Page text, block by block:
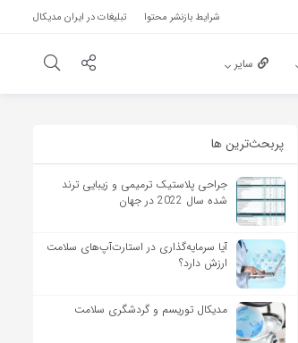
شرایط بازنشر محتوا تبلیغات در ایران مدیکال
سایر
پربحث‌‌ترین ها
جراحی پلاستیک ترمیمی و زیبایی ترند
شده سال 2022 در جهان
آیا سرمایه‌گذاری در استارت‌آپ‌های سلامت
ارزش دارد؟
مدیکال توریسم و گردشگری سلامت